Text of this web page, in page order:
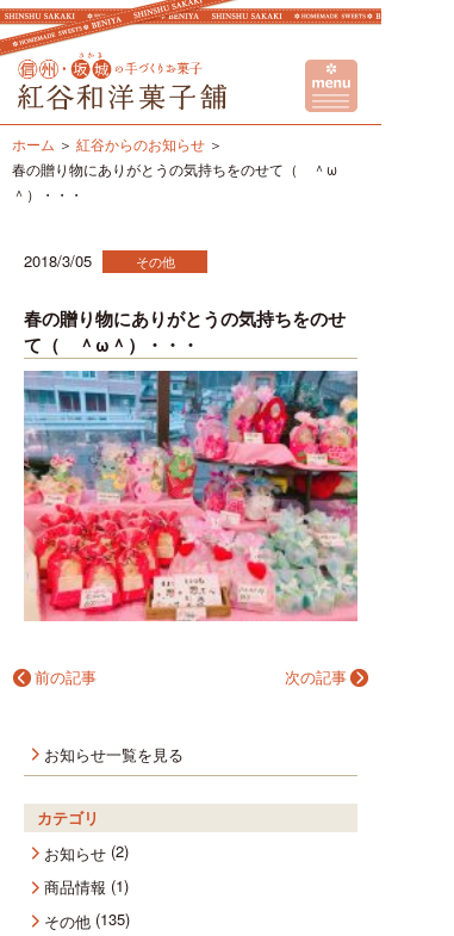
ホーム
紅谷からのお知らせ
春の贈り物にありがとうの気持ちをのせて（ ＾ω
＾）・・・
2018/3/05 その他
春の贈り物にありがとうの気持ちをのせ
て（ ＾ω＾）・・・
前の記事 次の記事
お知らせ一覧を見る
カテゴリ
お知らせ(2)
商品情報 (1)
その他 (135)